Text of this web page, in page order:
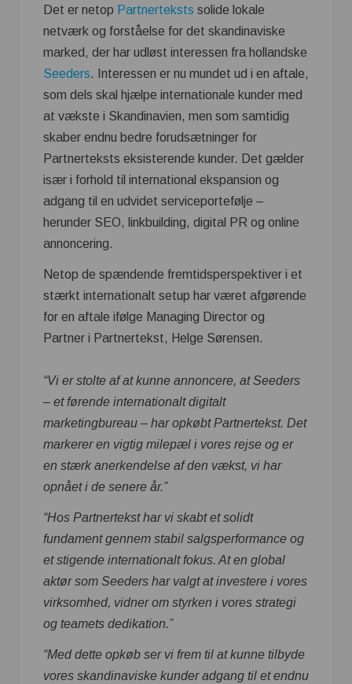
Det er netop Partnerteksts solide lokale
netværk og forståelse for det skandinaviske
marked, der har udløst interessen fra hollandske
Seeders. Interessen er nu mundet ud i en aftale,
som dels skal hjælpe internationale kunder med
at vækste i Skandinavien, men som samtidig
skaber endnu bedre forudsætninger for
Partnerteksts eksisterende kunder. Det gælder
især i forhold til international ekspansion og
adgang til en udvidet serviceportefølje –
herunder SEO, linkbuilding, digital PR og online
annoncering.
Netop de spændende fremtidsperspektiver i et
stærkt internationalt setup har været afgørende
for en aftale ifølge Managing Director og
Partner i Partnertekst, Helge Sørensen.
“Vi er stolte af at kunne annoncere, at Seeders
– et førende internationalt digitalt
marketingbureau – har opkøbt Partnertekst. Det
markerer en vigtig milepæl i vores rejse og er
en stærk anerkendelse af den vækst, vi har
opnået i de senere år.”
“Hos Partnertekst har vi skabt et solidt
fundament gennem stabil salgsperformance og
et stigende internationalt fokus. At en global
aktør som Seeders har valgt at investere i vores
virksomhed, vidner om styrken i vores strategi
og teamets dedikation.”
“Med dette opkøb ser vi frem til at kunne tilbyde
vores skandinaviske kunder adgang til et endnu